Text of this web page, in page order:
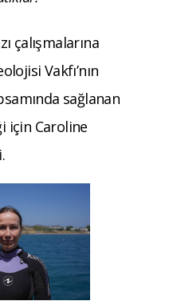
çalışmalarına
Vakfı’nın
sağlanan
için Caroline